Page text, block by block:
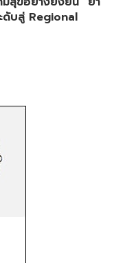
บสู่ Regional